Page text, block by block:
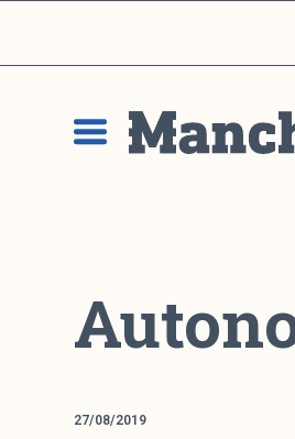
27/08/2019